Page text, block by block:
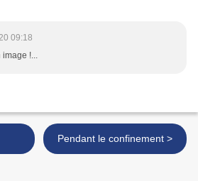
09:18
image !...
Pendant le confinement >